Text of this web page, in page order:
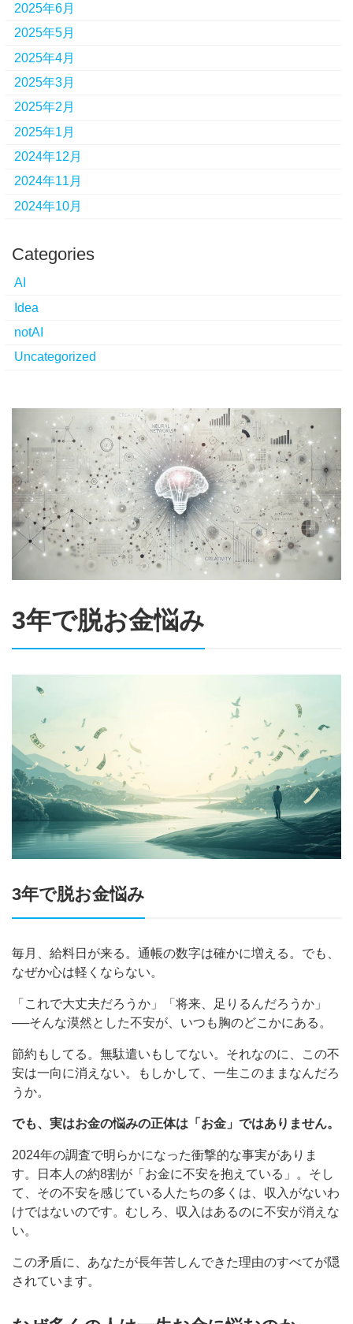
2025年6月
2025年5月
2025年4月
2025年3月
2025年2月
2025年1月
2024年12月
2024年11月
2024年10月
Categories
AI
Idea
notAI
Uncategorized
3年で脱お金悩み
3年で脱お金悩み
毎月、給料日が来る。通帳の数字は確かに増える。でも、
なぜか心は軽くならない。
「これで大丈夫だろうか」「将来、足りるんだろうか」
──そんな漠然とした不安が、いつも胸のどこかにある。
節約もしてる。無駄遣いもしてない。それなのに、この不
安は一向に消えない。もしかして、一生このままなんだろ
うか。
でも、実はお金の悩みの正体は「お金」ではありません。
2024年の調査で明らかになった衝撃的な事実がありま
す。日本人の約8割が「お金に不安を抱えている」。そし
て、その不安を感じている人たちの多くは、収入がないわ
けではないのです。むしろ、収入はあるのに不安が消えな
い。
この矛盾に、あなたが長年苦しんできた理由のすべてが隠
されています。